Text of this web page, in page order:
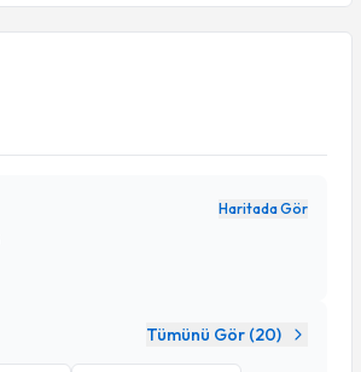
Haritada Gör
Tümünü Gör (20)